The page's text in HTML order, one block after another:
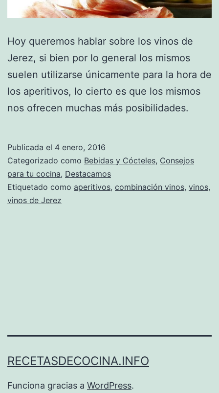
Hoy queremos hablar sobre los vinos de
Jerez, si bien por lo general los mismos
suelen utilizarse únicamente para la hora de
los aperitivos, lo cierto es que los mismos
nos ofrecen muchas más posibilidades.
Publicada el 4 enero, 2016
Categorizado como Bebidas y Cócteles, Consejos
para tu cocina, Destacamos
Etiquetado como aperitivos, combinación vinos, vinos,
vinos de Jerez
RECETASDECOCINA.INFO
Funciona gracias a WordPress.